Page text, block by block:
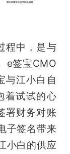
程中，是与
e签宝CMO
与江小白自
着试试的心
署财务对账
子签名带来
小白的供应